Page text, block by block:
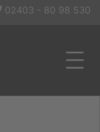
02403 - 80 98 530